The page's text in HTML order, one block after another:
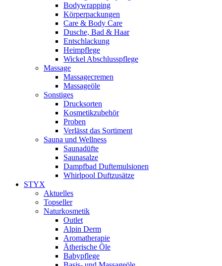
Bodywrapping
Körperpackungen
Care & Body Care
Dusche, Bad & Haar
Entschlackung
Heimpflege
Wickel Abschlusspflege
Massage
Massagecremen
Massageöle
Sonstiges
Drucksorten
Kosmetikzubehör
Proben
Verlässt das Sortiment
Sauna und Wellness
Saunadüfte
Saunasalze
Dampfbad Duftemulsionen
Whirlpool Duftzusätze
STYX
Aktuelles
Topseller
Naturkosmetik
Outlet
Alpin Derm
Aromatherapie
Ätherische Öle
Babypflege